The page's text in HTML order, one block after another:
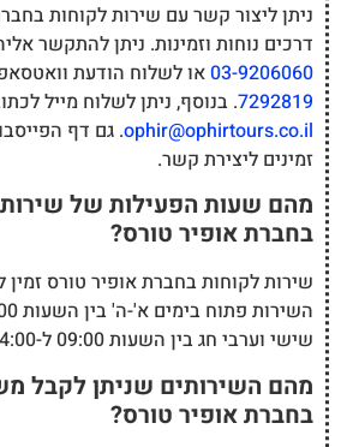
ניתן ליצור קשר עם שירות לקוחות
דרכים נוחות וזמינות. ניתן להתקשר
03-9206060או לשלוח הודעת
7292819. בנוסף, ניתן לשלוח מייל
ophir@ophirtours.co.il. גם דף
זמינים ליצירת קשר.
מהם שעות הפעילות של
בחברת אופיר טורס?
שירות לקוחות בחברת אופיר טורס
שישי וערבי חג בין השעות 09:00 ל-14:00.
מהם השירותים שניתן לקבל
בחברת אופיר טורס?